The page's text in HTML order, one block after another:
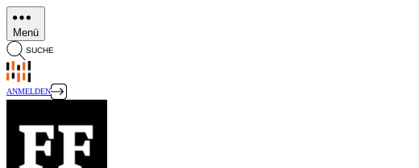
Direkt
zum
Inhalt
Menü
SUCHE
ANMELDEN